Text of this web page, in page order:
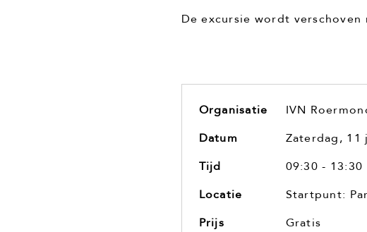
De excursie wordt verschoven
Organisatie
IVN
Datum
Zaterdag, 11
Tijd
09:30 - 13:30
Locatie
Startpunt:
Prijs
Gratis